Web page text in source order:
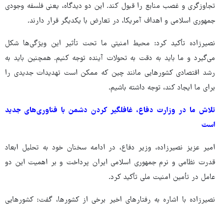
تجاوزگری و غصب منابع را قبول کند. این دو دیدگاه، یعنی فلسفه وجودی
جمهوری اسلامی و اهداف آمریکا، در تعارض با یکدیگر قرار دارند.
نصیرزاده تأکید کرد: محیط امنیتی ما تحت تأثیر این ویژگی‌ها شکل
می‌گیرد و ما باید به دقت به تحولات آینده توجه کنیم. همچنین باید به
رشد اقتصادی کشورهایی مانند چین که ممکن است تهدیدات جدیدی را
برای ما ایجاد کند، توجه داشته باشیم.
تلاش ما در وزارت دفاع، غافلگیر کردن دشمن با فناوری‌های جدید
است
امیر عزیز نصیرزاده، وزیر دفاع، در ادامه سخنان خود به تحلیل ابعاد
قدرت نظامی و نرم جمهوری اسلامی ایران پرداخت و بر اهمیت این دو
عامل در تأمین امنیت ملی تأکید کرد.
نصیرزاده با اشاره به رفتارهای اخیر برخی از کشورها، گفت: کشورهایی